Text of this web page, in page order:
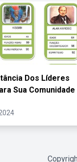
Dos Líderes
Sua Comunidade